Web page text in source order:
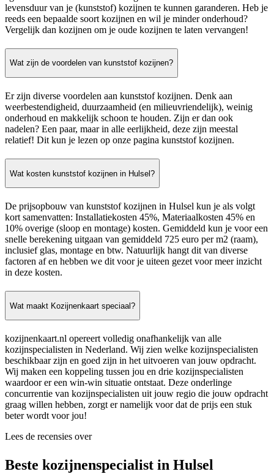
levensduur van je (kunststof) kozijnen te kunnen garanderen. Heb je
reeds een bepaalde soort kozijnen en wil je minder onderhoud?
Vergelijk dan kozijnen om je oude kozijnen te laten vervangen!
Wat zijn de voordelen van kunststof kozijnen?
Er zijn diverse voordelen aan kunststof kozijnen. Denk aan
weerbestendigheid, duurzaamheid (en milieuvriendelijk), weinig
onderhoud en makkelijk schoon te houden. Zijn er dan ook
nadelen? Een paar, maar in alle eerlijkheid, deze zijn meestal
relatief! Dit kun je lezen op onze pagina kunststof kozijnen.
Wat kosten kunststof kozijnen in Hulsel?
De prijsopbouw van kunststof kozijnen in Hulsel kun je als volgt
kort samenvatten: Installatiekosten 45%, Materiaalkosten 45% en
10% overige (sloop en montage) kosten. Gemiddeld kun je voor een
snelle berekening uitgaan van gemiddeld 725 euro per m2 (raam),
inclusief glas, montage en btw. Natuurlijk hangt dit van diverse
factoren af en hebben we dit voor je uiteen gezet voor meer inzicht
in deze kosten.
Wat maakt Kozijnenkaart speciaal?
kozijnenkaart.nl opereert volledig onafhankelijk van alle
kozijnspecialisten in Nederland. Wij zien welke kozijnspecialisten
beschikbaar zijn en goed zijn in het uitvoeren van jouw opdracht.
Wij maken een koppeling tussen jou en drie kozijnspecialisten
waardoor er een win-win situatie ontstaat. Deze onderlinge
concurrentie van kozijnspecialisten uit jouw regio die jouw opdracht
graag willen hebben, zorgt er namelijk voor dat de prijs een stuk
beter wordt voor jou!
Lees de recensies over
Beste kozijnenspecialist in Hulsel